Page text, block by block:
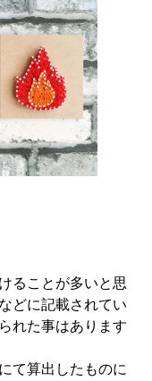
ることが多いと思
どに記載されてい
れた事はあります
て算出したものに